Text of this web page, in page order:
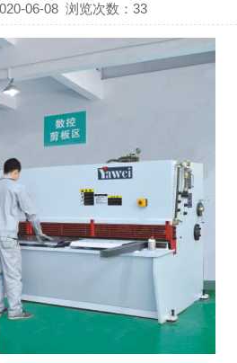
06-08 浏览次数：33